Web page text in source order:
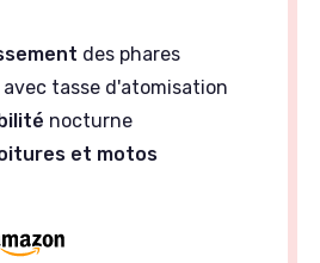
des phares
avec tasse d'atomisation
nocturne
et motos